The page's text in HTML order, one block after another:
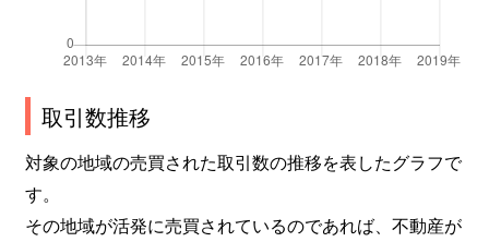
取引数推移
対象の地域の売買された取引数の推移を表したグラフで
す。
その地域が活発に売買されているのであれば、不動産が